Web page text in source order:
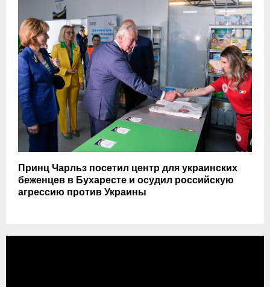
Принц Чарльз посетил центр для украинских
беженцев в Бухаресте и осудил российскую
агрессию против Украины